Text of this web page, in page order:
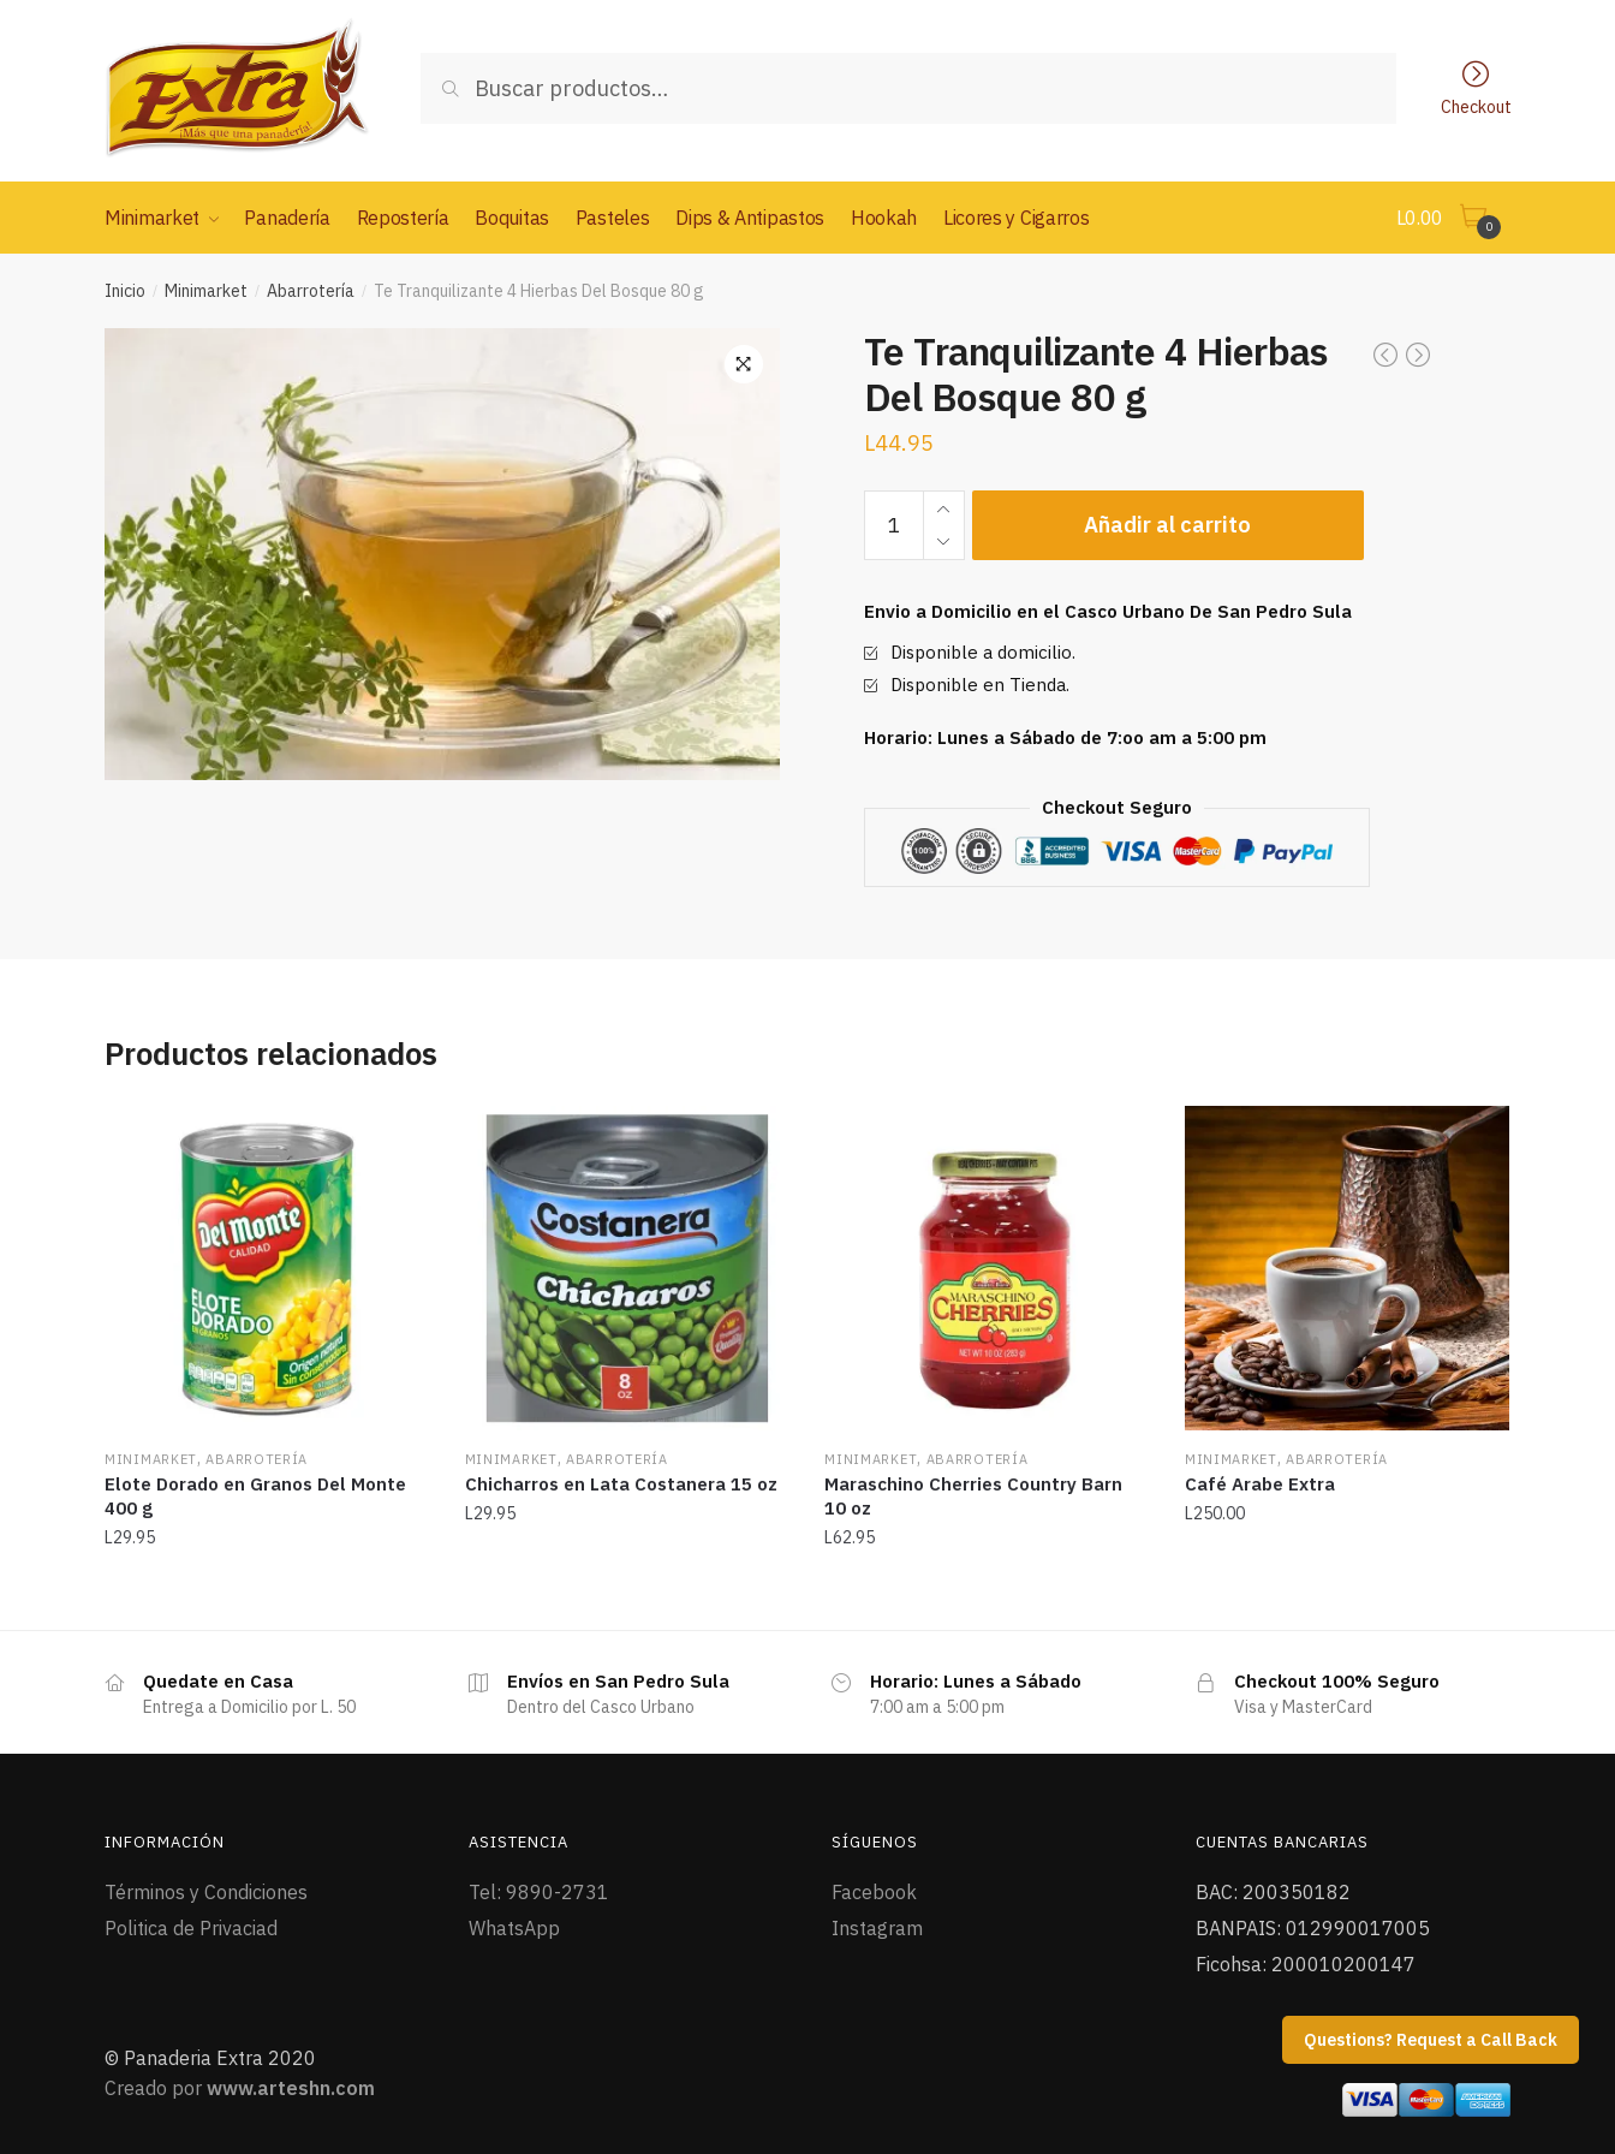
por:
Buscar
Checkout
Minimarket Panadería Repostería Boquitas Pasteles Dips & Antipastos Hookah Licores y Cigarros L0.00 0
Inicio / Minimarket / Abarrotería / Te Tranquilizante 4 Hierbas Del Bosque 80 g
Te Tranquilizante 4 Hierbas
Del Bosque 80 g
L44.95
Tranquilizante
4
Del
Bosque
80
cantidad
Añadir al carrito
Envio a Domicilio en el Casco Urbano De San Pedro Sula
Disponible a domicilio.
Disponible en Tienda.
Horario: Lunes a Sábado de 7:oo am a 5:00 pm
Checkout Seguro
Questions? Request a Call Back
Productos relacionados
MINIMARKET,ABARROTERÍA
Elote Dorado en Granos Del Monte
400 g
L29.95
MINIMARKET,ABARROTERÍA
Chicharros en Lata Costanera 15 oz
L29.95
MINIMARKET, ABARROTERÍA
Maraschino Cherries Country Barn
10 oz
L62.95
MINIMARKET,ABARROTERÍA
Café Arabe Extra
L250.00
Quedate en Casa
Entrega a Domicilio por L. 50
Envíos en San Pedro Sula
Dentro del Casco Urbano
Horario: Lunes a Sábado
7:00 am a 5:00 pm
Checkout 100% Seguro
Visa y MasterCard
INFORMACIÓN
Términos y Condiciones
Politica de Privaciad
ASISTENCIA
Tel: 9890-2731
WhatsApp
SÍGUENOS
Facebook
Instagram
CUENTAS BANCARIAS
BAC: 200350182
BANPAIS: 012990017005
Ficohsa: 200010200147
© Panaderia Extra 2020
Creado por www.arteshn.com